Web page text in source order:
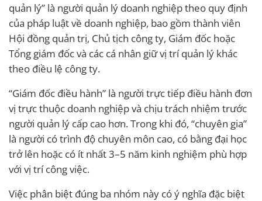
quản lý” là người quản lý doanh nghiệp theo quy định
của pháp luật về doanh nghiệp, bao gồm thành viên
Hội đồng quản trị, Chủ tịch công ty, Giám đốc hoặc
Tổng giám đốc và các cá nhân giữ vị trí quản lý khác
theo điều lệ công ty.
“Giám đốc điều hành” là người trực tiếp điều hành đơn
vị trực thuộc doanh nghiệp và chịu trách nhiệm trước
người quản lý cấp cao hơn. Trong khi đó, “chuyên gia”
là người có trình độ chuyên môn cao, có bằng đại học
trở lên hoặc có ít nhất 3–5 năm kinh nghiệm phù hợp
với vị trí công việc.
Việc phân biệt đúng ba nhóm này có ý nghĩa đặc biệt